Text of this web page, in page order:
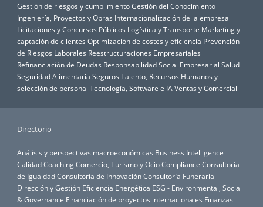
Gestión de riesgos y cumplimientoGestión del Conocimiento
Ingeniería, Proyectos y Obras Internacionalización de la empresa
Licitaciones y Concursos Públicos Logística y Transporte Marketing y
captación de clientes Optimización de costes y eficiencia Prevención
de Riesgos Laborales Reestructuraciones Empresariales
Refinanciación de Deudas Responsabilidad Social Empresarial Salud
Seguridad Alimentaria Seguros Talento, Recursos Humanos y
selección de personal Tecnología, Software e IA Ventas y Comercial
Directorio
Análisis y perspectivas macroeconómicas Business Intelligence
CalidadCoachingComercio, Turismo y OcioCompliance Consultoría
de IgualdadConsultoría de InnovaciónConsultoría Funeraria
Dirección y Gestión Eficiencia Energética ESG - Environmental, Social
& Governance Financiación de proyectos internacionales Finanzas